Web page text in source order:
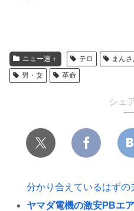
ニュー速＋ テロ まんさ
男・女
革命
シェ
分かり合えているはずの
ヤマダ電機の激安PBエ